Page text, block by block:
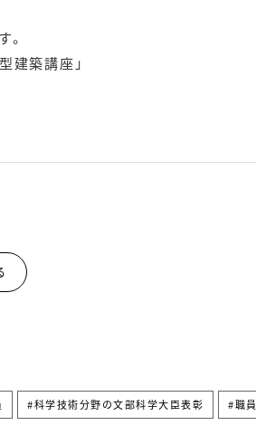
。
建築講座」
科学技術分野の文部科学大臣表彰 職員